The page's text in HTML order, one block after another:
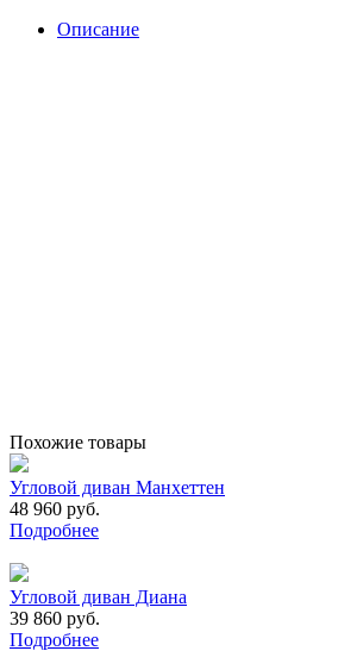
Описание
Похожие товары
Угловой диван Манхеттен
48 960 руб.
Подробнее
Угловой диван Диана
39 860 руб.
Подробнее